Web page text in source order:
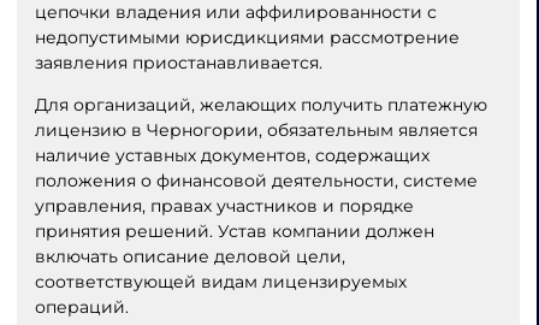
цепочки владения или аффилированности с
недопустимыми юрисдикциями рассмотрение
заявления приостанавливается.
Для организаций, желающих получить платежную
лицензию в Черногории, обязательным является
наличие уставных документов, содержащих
положения о финансовой деятельности, системе
управления, правах участников и порядке
принятия решений. Устав компании должен
включать описание деловой цели,
соответствующей видам лицензируемых
операций.